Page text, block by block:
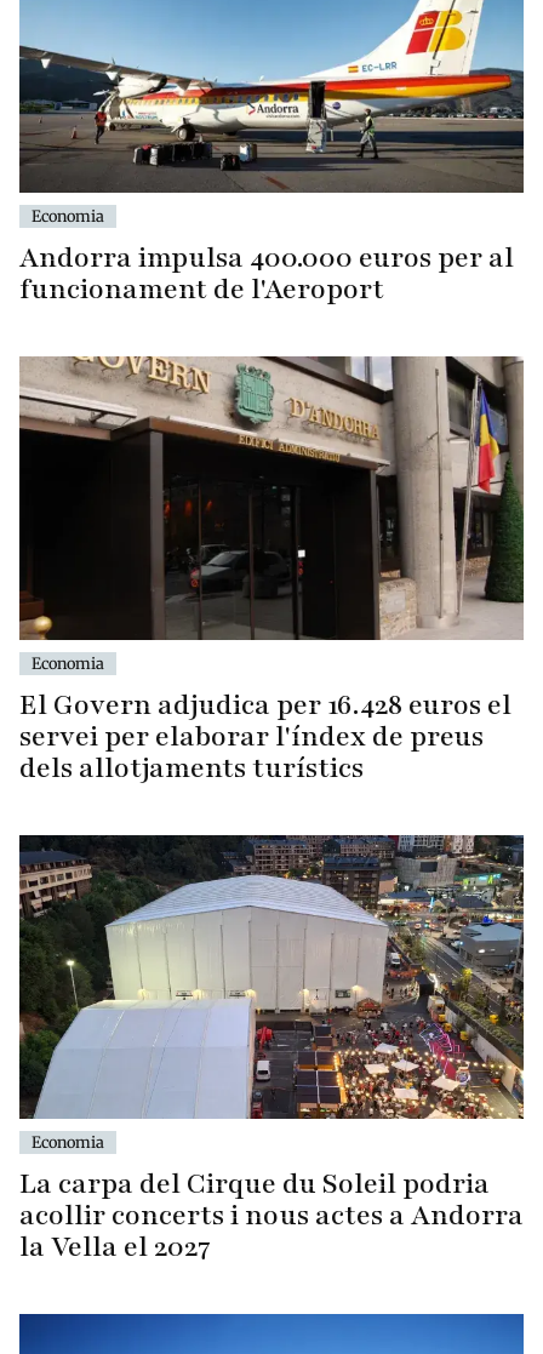
Economia
Andorra impulsa 400.000 euros per al
funcionament de l'Aeroport
Economia
El Govern adjudica per 16.428 euros el
servei per elaborar l'índex de preus
dels allotjaments turístics
Economia
La carpa del Cirque du Soleil podria
acollir concerts i nous actes a Andorra
la Vella el 2027